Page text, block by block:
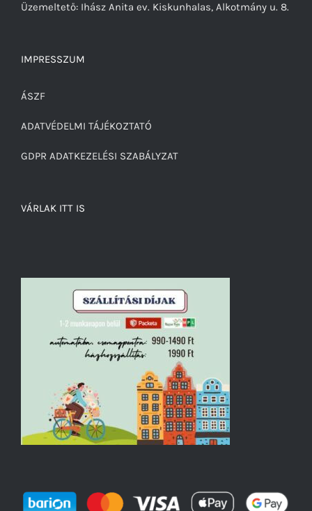
Üzemeltető: Ihász Anita ev. Kiskunhalas, Alkotmány u. 8.
IMPRESSZUM
ÁSZF
ADATVÉDELMI TÁJÉKOZTATÓ
GDPR ADATKEZELÉSI SZABÁLYZAT
VÁRLAK ITT IS